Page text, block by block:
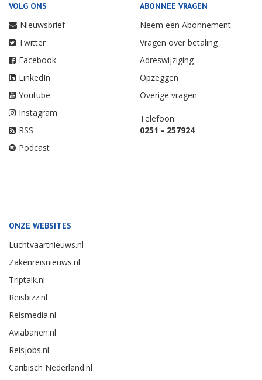
VOLG ONS
Nieuwsbrief
Twitter
Facebook
LinkedIn
Youtube
Instagram
RSS
Podcast
ABONNEE VRAGEN
Neem een Abonnement
Vragen over betaling
Adreswijziging
Opzeggen
Overige vragen
Telefoon:
0251 - 257924
ONZE WEBSITES
Luchtvaartnieuws.nl
Zakenreisnieuws.nl
Triptalk.nl
Reisbizz.nl
Reismedia.nl
Aviabanen.nl
Reisjobs.nl
Caribisch Nederland.nl